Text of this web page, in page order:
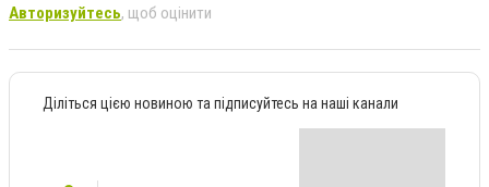
Авторизуйтесь, щоб оцінити
Діліться цією новиною та підписуйтесь на наші канали